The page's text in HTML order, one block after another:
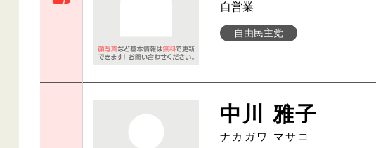
自由民主党
自営業
中川 雅子
ナカガワ マサコ